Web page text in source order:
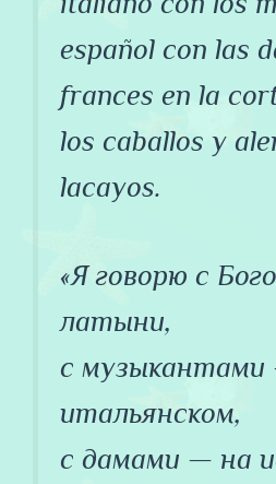
español con las
frances en la
los caballos y
lacayos.
«Я говорю с
латыни,
с
итальянском,
с дамами — на